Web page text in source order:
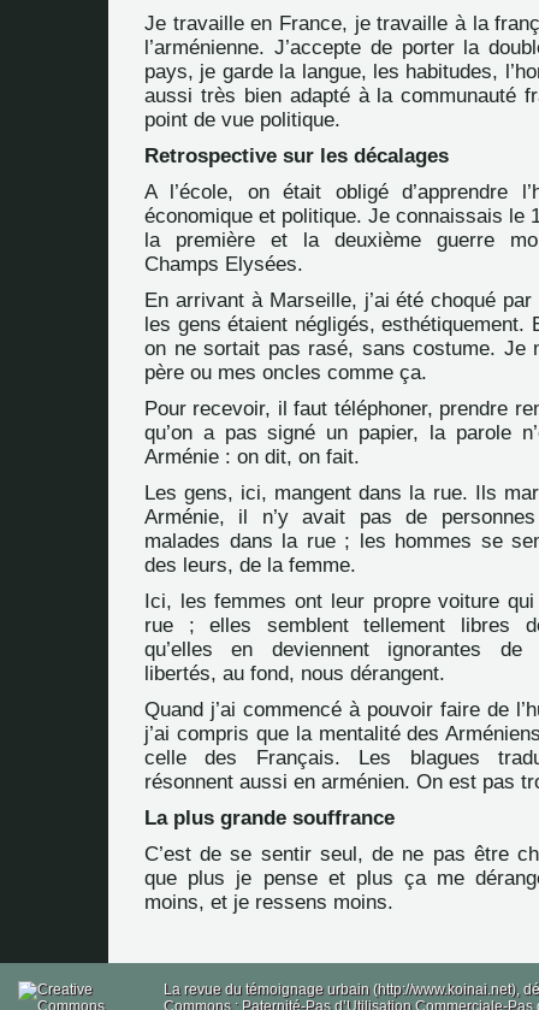
Je travaille en France, je travaille à la
l’arménienne. J’accepte de porter la
pays, je garde la langue, les habitudes,
aussi très bien adapté à la communauté
point de vue politique.
Retrospective sur les décalages
A l’école, on était obligé d’apprendre
économique et politique. Je connaissais le
la première et la deuxième guerre
Champs Elysées.
En arrivant à Marseille, j’ai été choqué
les gens étaient négligés, esthétiquement.
on ne sortait pas rasé, sans costume. Je
père ou mes oncles comme ça.
Pour recevoir, il faut téléphoner, prendre
qu’on a pas signé un papier, la parole
Arménie : on dit, on fait.
Les gens, ici, mangent dans la rue. Ils
Arménie, il n’y avait pas de
malades dans la rue ; les hommes se
des leurs, de la femme.
Ici, les femmes ont leur propre voiture
rue ; elles semblent tellement libres
qu’elles en deviennent ignorantes de
libertés, au fond, nous dérangent.
Quand j’ai commencé à pouvoir faire de
j’ai compris que la mentalité des
celle des Français. Les blagues
résonnent aussi en arménien. On est pas
La plus grande souffrance
C’est de se sentir seul, de ne pas être
que plus je pense et plus ça me
moins, et je ressens moins.
La revue du témoignage urbain (http://www.koinai.net),
Commons : Paternité-Pas d’Utilisation Commerciale-